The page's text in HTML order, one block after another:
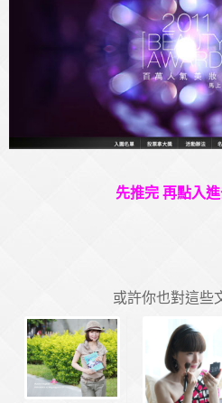
先推完 再點入
或許你也對這些